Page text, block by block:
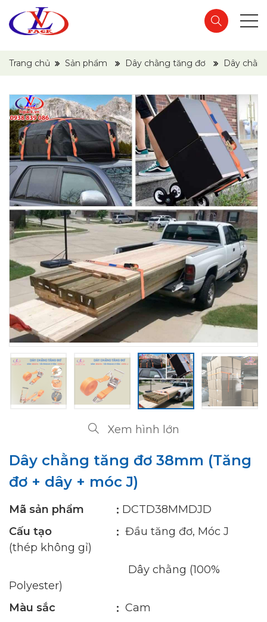
Trang chủ Sản phẩm Dây chằng tăng đơ Dây
Xem hình lớn
Dây chằng tăng đơ 38mm (Tăng
đơ + dây + móc J)
Mã sản phẩm
DCTD38MMDJD
Cấu tạo
Đầu tăng đơ, Móc J
(thép không gỉ)
Dây chằng (100%
Polyester)
Màu sắc
Cam